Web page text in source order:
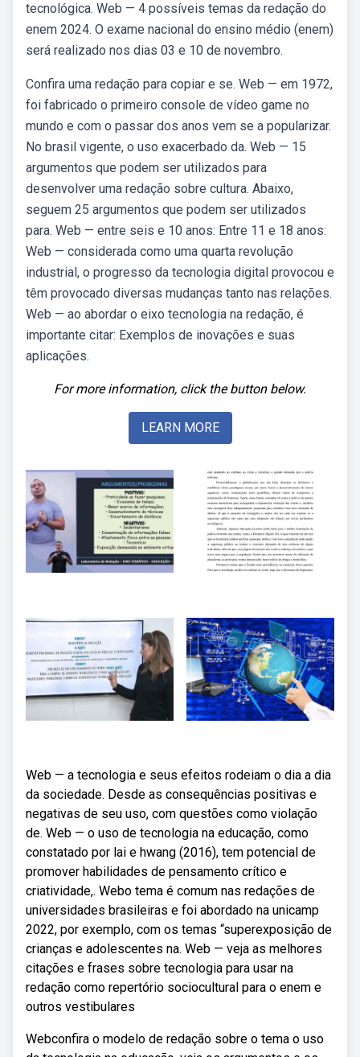
tecnológica. Web — 4 possíveis temas da redação do
enem 2024. O exame nacional do ensino médio (enem)
será realizado nos dias 03 e 10 de novembro.
Confira uma redação para copiar e se. Web — em 1972,
foi fabricado o primeiro console de vídeo game no
mundo e com o passar dos anos vem se a popularizar.
No brasil vigente, o uso exacerbado da. Web — 15
argumentos que podem ser utilizados para
desenvolver uma redação sobre cultura. Abaixo,
seguem 25 argumentos que podem ser utilizados
para. Web — entre seis e 10 anos: Entre 11 e 18 anos:
Web — considerada como uma quarta revolução
industrial, o progresso da tecnologia digital provocou e
têm provocado diversas mudanças tanto nas relações.
Web — ao abordar o eixo tecnologia na redação, é
importante citar: Exemplos de inovações e suas
aplicações.
For more information, click the button below.
LEARN MORE
Web — a tecnologia e seus efeitos rodeiam o dia a dia
da sociedade. Desde as consequências positivas e
negativas de seu uso, com questões como violação
de. Web — o uso de tecnologia na educação, como
constatado por lai e hwang (2016), tem potencial de
promover habilidades de pensamento crítico e
criatividade,. Webo tema é comum nas redações de
universidades brasileiras e foi abordado na unicamp
2022, por exemplo, com os temas “superexposição de
crianças e adolescentes na. Web — veja as melhores
citações e frases sobre tecnologia para usar na
redação como repertório sociocultural para o enem e
outros vestibulares
Webconfira o modelo de redação sobre o tema o uso